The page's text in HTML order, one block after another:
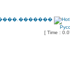
[ Time :